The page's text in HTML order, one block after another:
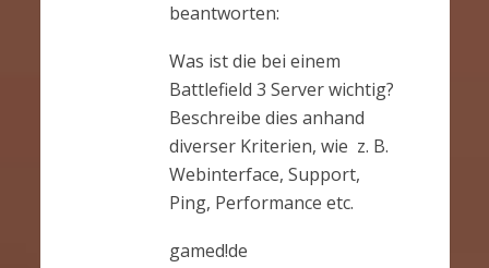
beantworten:
Was ist die bei einem
Battlefield 3 Server wichtig?
Beschreibe dies anhand
diverser Kriterien, wie z. B.
Webinterface, Support,
Ping, Performance etc.
gamed!de